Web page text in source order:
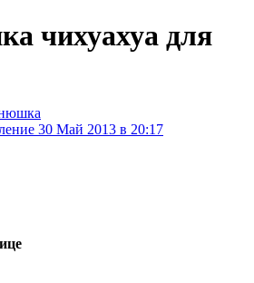
чихуахуа для
30 Май 2013 в 20:17